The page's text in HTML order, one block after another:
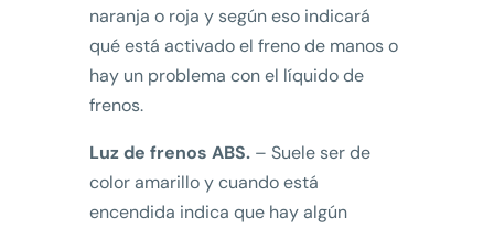
naranja o roja y según eso indicará
qué está activado el freno de manos o
hay un problema con el líquido de
frenos.
Luz de frenos ABS.– Suele ser de
color amarillo y cuando está
encendida indica que hay algún